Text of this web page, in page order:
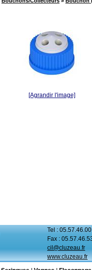
[Agrandir l'image]
Tel :
Fax :
cil@cluzeau.fr
www.cluzeau.fr